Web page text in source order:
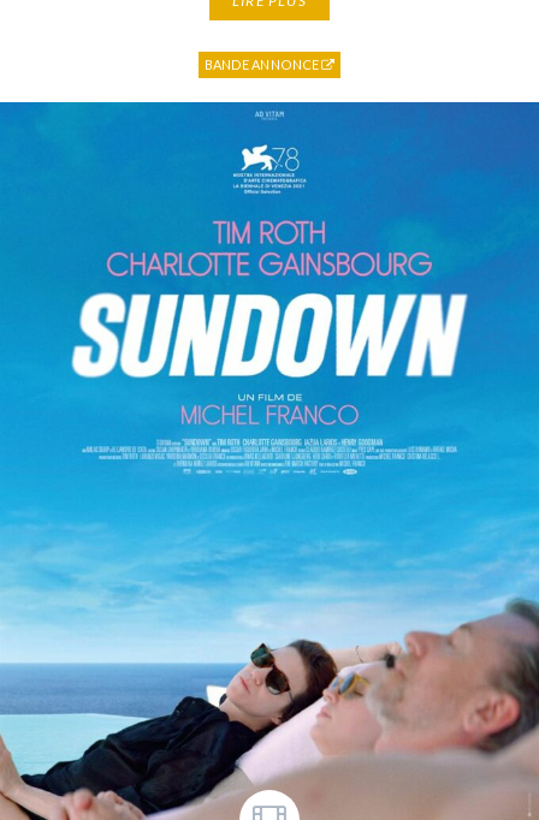
BANDE ANNONCE